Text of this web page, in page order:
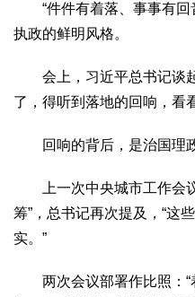
“件件有着落、事事有回
执政的鲜明风格。
会上，习近平总书记谈起
了，得听到落地的回响，看
回响的背后，是治国理政
上一次中央城市工作会议
筹”，总书记再次提及，“这
实。”
两次会议部署作比照：“